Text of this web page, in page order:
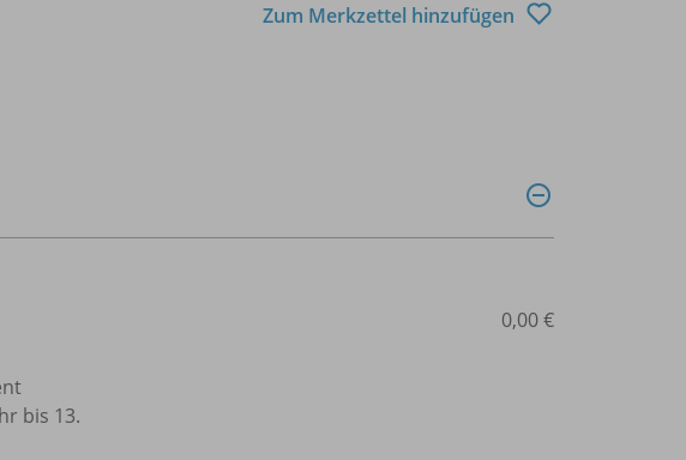
Zum Merkzettel hinzufügen
bis 13.
0,00 €